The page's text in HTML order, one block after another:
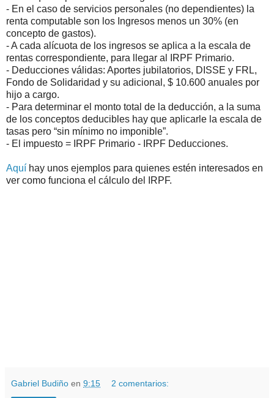
- En el caso de servicios personales (no dependientes) la
renta computable son los Ingresos menos un 30% (en
concepto de gastos).
- A cada alícuota de los ingresos se aplica a la escala de
rentas correspondiente, para llegar al IRPF Primario.
- Deducciones válidas: Aportes jubilatorios, DISSE y FRL,
Fondo de Solidaridad y su adicional, $ 10.600 anuales por
hijo a cargo.
- Para determinar el monto total de la deducción, a la suma
de los conceptos deducibles hay que aplicarle la escala de
tasas pero “sin mínimo no imponible”.
- El impuesto = IRPF Primario - IRPF Deducciones.
Aquí hay unos ejemplos para quienes estén interesados en
ver como funciona el cálculo del IRPF.
Gabriel Budiño en 9:15 2 comentarios: